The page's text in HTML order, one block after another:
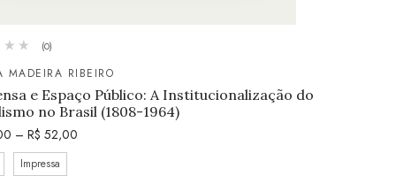
(0)
MADEIRA RIBEIRO
e Espaço Público: A Institucionalização do
no Brasil (1808-1964)
– R$ 52,00
Impressa